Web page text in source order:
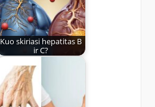
Kuo skiriasi hepatitas B
ir C?